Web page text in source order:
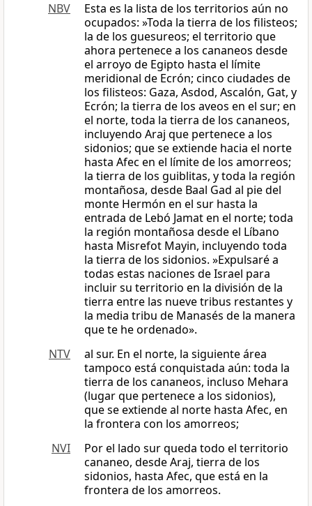
NBV
Esta es la lista de los territorios aún no
ocupados: »Toda la tierra de los filisteos;
la de los guesureos; el territorio que
ahora pertenece a los cananeos desde
el arroyo de Egipto hasta el límite
meridional de Ecrón; cinco ciudades de
los filisteos: Gaza, Asdod, Ascalón, Gat, y
Ecrón; la tierra de los aveos en el sur; en
el norte, toda la tierra de los cananeos,
incluyendo Araj que pertenece a los
sidonios; que se extiende hacia el norte
hasta Afec en el límite de los amorreos;
la tierra de los guiblitas, y toda la región
montañosa, desde Baal Gad al pie del
monte Hermón en el sur hasta la
entrada de Lebó Jamat en el norte; toda
la región montañosa desde el Líbano
hasta Misrefot Mayin, incluyendo toda
la tierra de los sidonios. »Expulsaré a
todas estas naciones de Israel para
incluir su territorio en la división de la
tierra entre las nueve tribus restantes y
la media tribu de Manasés de la manera
que te he ordenado».
NTV
al sur. En el norte, la siguiente área
tampoco está conquistada aún: toda la
tierra de los cananeos, incluso Mehara
(lugar que pertenece a los sidonios),
que se extiende al norte hasta Afec, en
la frontera con los amorreos;
NVI
Por el lado sur queda todo el territorio
cananeo, desde Araj, tierra de los
sidonios, hasta Afec, que está en la
frontera de los amorreos.